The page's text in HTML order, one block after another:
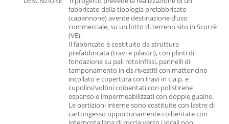
Mostra versione desktop
fabbricato della tipologia prefabbricato
(capannone) avente destinazione d’uso
commerciale, su un lotto di terreno sito in Scorzè
(VE).
Il fabbricato è costituito da struttura
prefabbricata (travi e pilastri), con plinti di
fondazione su pali rotoinfissi, pannelli di
tamponamento in cls rivestiti con mattoncino
incollato e copertura con travi in c.a.p. e
cupolini/voltini coibentati con polistirene
espanso e impermeabilizzati con doppie guaine.
Le partizioni interne sono costituite con lastre di
cartongesso opportunamente coibentate con